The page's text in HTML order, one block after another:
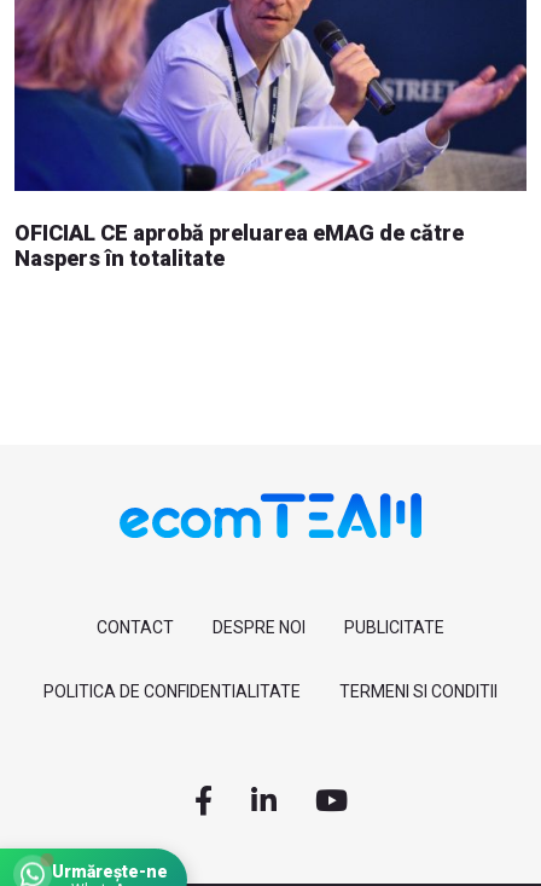
OFICIAL CE aprobă preluarea eMAG de către
Naspers în totalitate
CONTACT DESPRE NOI PUBLICITATE
POLITICA DE CONFIDENTIALITATE TERMENI SI CONDITII
Urmărește-ne